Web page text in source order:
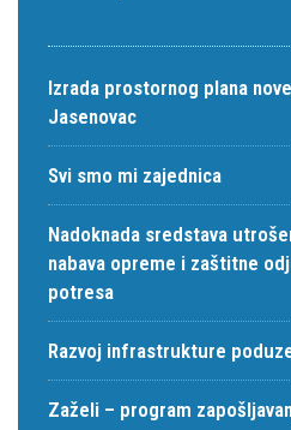
Izrada prostornog plana
Jasenovac
Svi smo mi zajednica
Nadoknada sredstava
nabava opreme i zaštitne
potresa
Razvoj infrastrukture
Zaželi – program